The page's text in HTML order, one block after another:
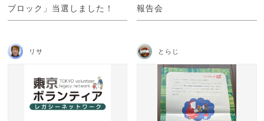
ブロック」当選しました！
報告会
リサ とらじ